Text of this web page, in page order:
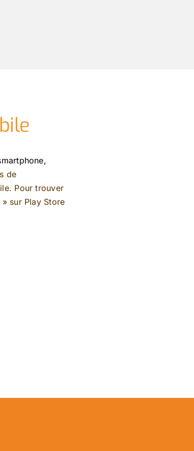
de
Pour trouver
»sur Play Store